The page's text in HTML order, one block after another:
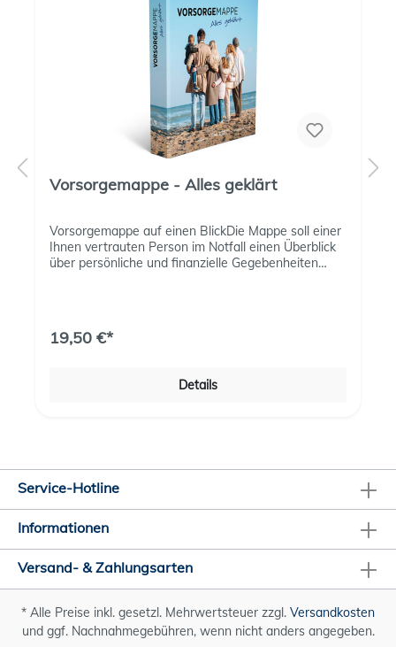
Vorsorgemappe - Alles geklärt
Vorsorgemappe auf einen BlickDie Mappe soll einer
Ihnen vertrauten Person im Notfall einen Überblick
über persönliche und finanzielle Gegebenheiten
VorsorgevollmachtOrganspendeausweisChecklisten
19,50 €*
Details
Service-Hotline
Informationen
Versand- & Zahlungsarten
* Alle Preise inkl. gesetzl. Mehrwertsteuer zzgl. Versandkosten
und ggf. Nachnahmegebühren, wenn nicht anders angegeben.